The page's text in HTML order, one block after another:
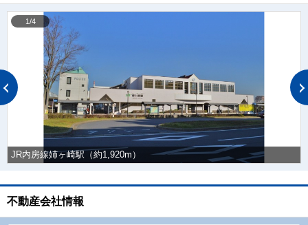
JR内房線姉ヶ崎駅（約1,920m）
1/4
不動産会社情報